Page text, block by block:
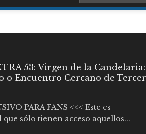
53: Virgen de la Candelaria:
o Encuentro Cercano de Tercer
PARA FANS <<< Este es
sólo tienen acceso aquellos...